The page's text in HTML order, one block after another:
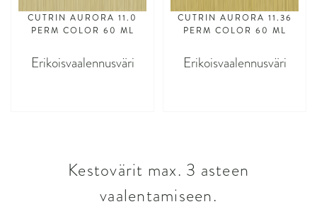
CUTRIN AURORA 11.0
PERM COLOR 60 ML
Erikoisvaalennusväri
CUTRIN AURORA 11.36
PERM COLOR 60 ML
Erikoisvaalennusväri
Kestovärit max. 3 asteen
vaalentamiseen.